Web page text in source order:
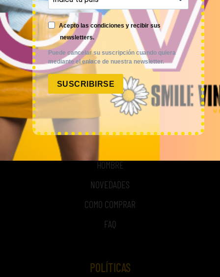
NOSOTROS
TIME TO SMILE
BLOG
REGISTRO
COMPRA POR KILOS O LOTES
HOMBRE
NOVEDADES
COMO COMPRAR
FAQ
POLÍTICAS
Acepto las condiciones y recibir sus
newsletters.
Puede cancelar su suscripción cuando quiera
mediante el enlace de nuestra newsletter.
SUSCRIBIRSE